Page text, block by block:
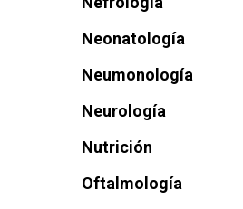
Neonatología
Neumonología
Neurología
Nutrición
Oftalmología